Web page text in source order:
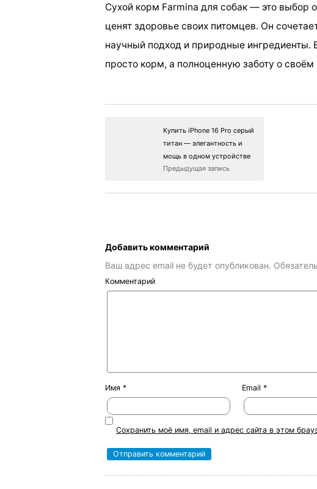
Сухой корм Farmina для собак — это выбор
ценят здоровье своих питомцев. Он
научный подход и природные
просто корм, а полноценную заботу о своём
Купить iPhone 16 Pro серый
титан — элегантность и
мощь в одном устройстве
Предыдущая запись
Добавить комментарий
Ваш адрес email не будет опубликован.
Комментарий
Имя * Email*
Сохранить моё имя, email и адрес сайта в этом